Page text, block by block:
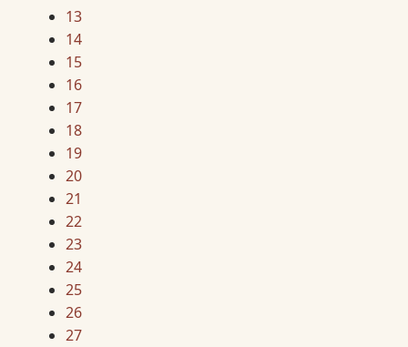
13
14
15
16
17
18
19
20
21
22
23
24
25
26
27